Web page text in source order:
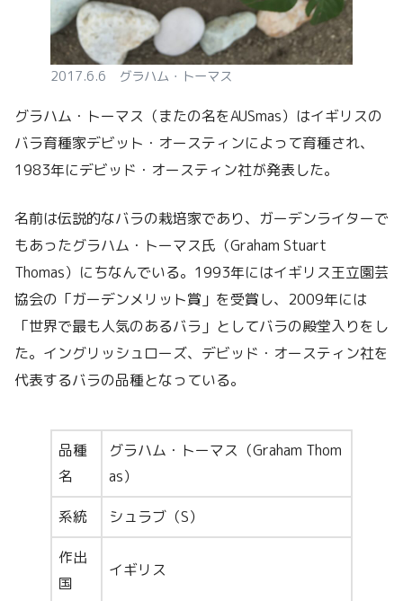
2017.6.6 グラハム・トーマス
グラハム・トーマス（またの名をAUSmas）はイギリスの
バラ育種家デビット・オースティンによって育種され、
1983年にデビッド・オースティン社が発表した。
名前は伝説的なバラの栽培家であり、ガーデンライターで
もあったグラハム・トーマス氏（Graham Stuart
Thomas）にちなんでいる。1993年にはイギリス王立園芸
協会の「ガーデンメリット賞」を受賞し、2009年には
「世界で最も人気のあるバラ」としてバラの殿堂入りをし
た。イングリッシュローズ、デビッド・オースティン社を
代表するバラの品種となっている。
品種
名
グラハム・トーマス（Graham Thom
as）
系統 シュラブ（S）
作出
国
イギリス